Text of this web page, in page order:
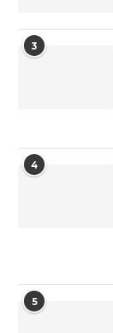
3
4
5